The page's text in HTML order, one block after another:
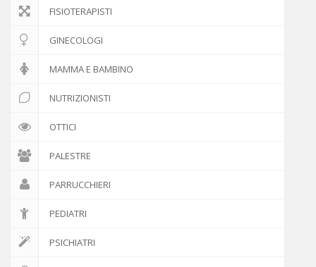
FISIOTERAPISTI
GINECOLOGI
MAMMA E BAMBINO
NUTRIZIONISTI
OTTICI
PALESTRE
PARRUCCHIERI
PEDIATRI
PSICHIATRI